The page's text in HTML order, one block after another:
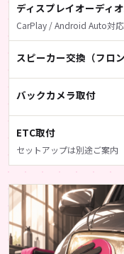
ディスプレイオーディ
CarPlay / Android Auto対
スピーカー交換（フロ
バックカメラ取付
ETC取付
セットアップは別途ご案内